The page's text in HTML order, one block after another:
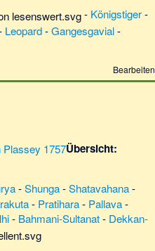
- Königstiger-
Leopard-Gangesgavial-
Bearbeiten
Übersicht:
-Shunga-Shatavahana-
- Pratihara- Pallava-
- Bahmani-Sultanat- Dekkan-